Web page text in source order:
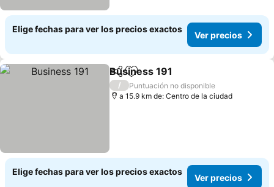
Elige fechas para ver los precios exactos
Ver precios
CompartirAgregar a favoritos
Business 191
/
Puntuación no disponible
a 15.9 km de: Centro de la ciudad
Elige fechas para ver los precios exactos
Ver precios